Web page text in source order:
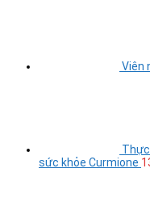
Viên
sức khỏe Curmione